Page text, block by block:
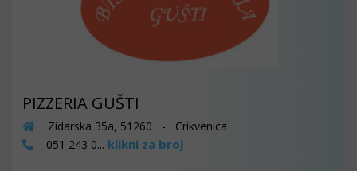
PIZZERIA GUŠTI
Zidarska 35a, 51260 - Crikvenica
051 243 0... klikni za broj